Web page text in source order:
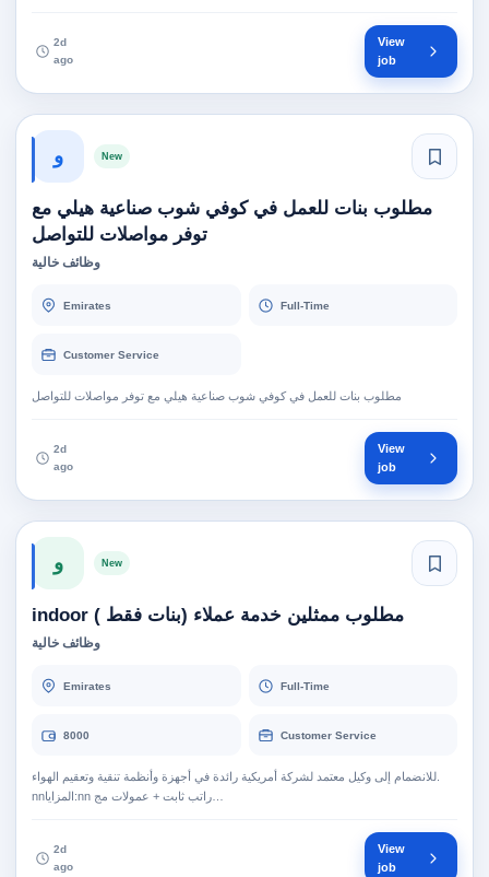
2d
ago
View
job
و New
مطلوب بنات للعمل في كوفي شوب صناعية هيلي مع
توفر مواصلات للتواصل
وظائف خالية
Emirates Full-Time
Customer Service
مطلوب بنات للعمل في كوفي شوب صناعية هيلي مع توفر مواصلات للتواصل
2d
ago
View
job
و New
مطلوب ممثلين خدمة عملاء (بنات فقط ) indoor
وظائف خالية
Emirates Full-Time
8000 Customer Service
للانضمام إلى وكيل معتمد لشركة أمريكية رائدة في أجهزة وأنظمة تنقية وتعقيم الهواء.
2d
ago
View
job